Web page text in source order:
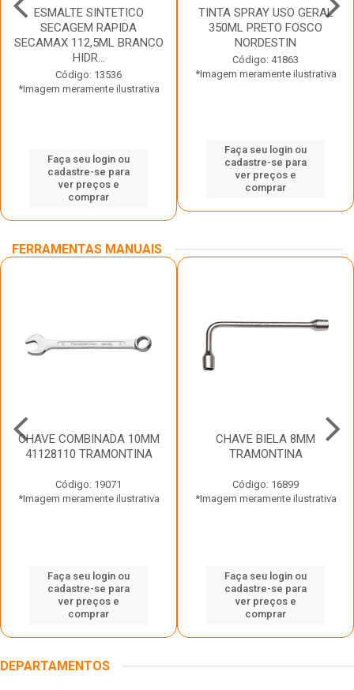
ESMALTE SINTETICO
SECAGEM RAPIDA
SECAMAX 112,5ML BRANCO
HIDR...
Código: 13536
*Imagem meramente ilustrativa
Faça seu login ou
cadastre-se para
ver preços e
comprar
TINTA SPRAY USO GERAL
350ML PRETO FOSCO
NORDESTIN
Código: 41863
*Imagem meramente ilustrativa
Faça seu login ou
cadastre-se para
ver preços e
comprar
FERRAMENTAS MANUAIS
CHAVE COMBINADA 10MM
41128110 TRAMONTINA
Código: 19071
*Imagem meramente ilustrativa
Faça seu login ou
cadastre-se para
ver preços e
comprar
CHAVE BIELA 8MM
TRAMONTINA
Código: 16899
*Imagem meramente ilustrativa
Faça seu login ou
cadastre-se para
ver preços e
comprar
DEPARTAMENTOS